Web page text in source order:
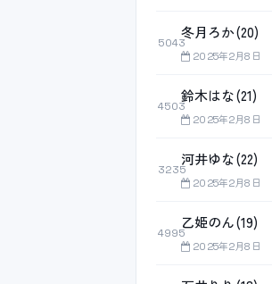
5043
冬月ろか(20)
2025年2月8日
4503
鈴木はな(21)
2025年2月8日
3235
河井ゆな(22)
2025年2月8日
4995
乙姫のん(19)
2025年2月8日